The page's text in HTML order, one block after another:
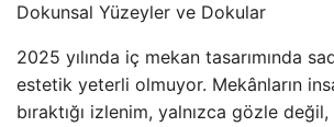
Dokunsal Yüzeyler ve Dokular
2025 yılında iç mekan tasarımında
estetik yeterli olmuyor. Mekânların
bıraktığı izlenim, yalnızca gözle